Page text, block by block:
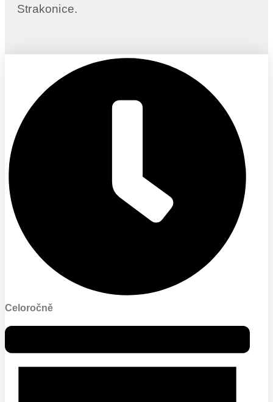
Strakonice.
Celoročně